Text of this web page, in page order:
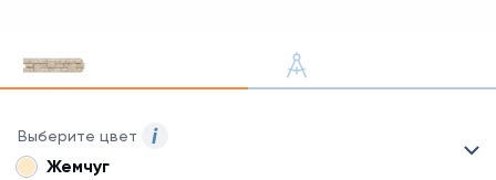
Выберите цвет
Жемчуг